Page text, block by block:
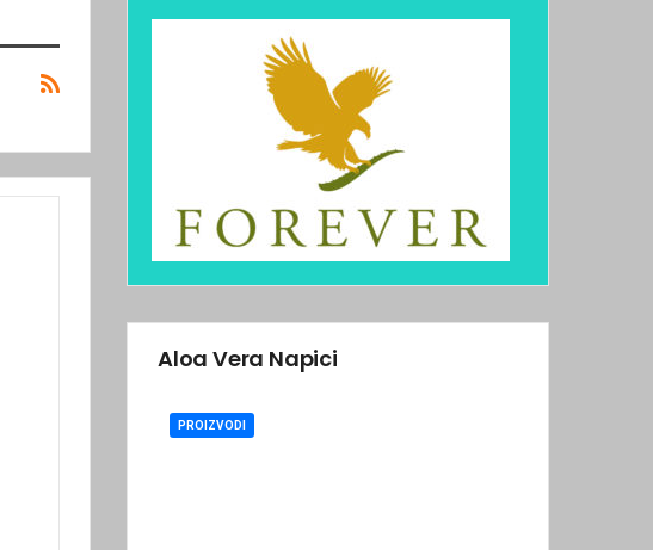
Aloa Vera Napici
PROIZVODI